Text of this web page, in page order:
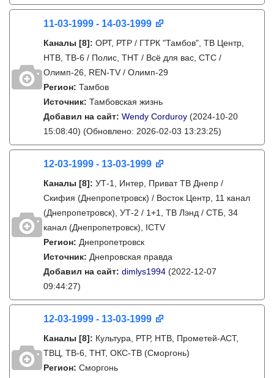
11-03-1999 - 14-03-1999
Каналы [8]: ОРТ, РТР / ГТРК "Тамбов", ТВ Центр,
НТВ, ТВ-6 / Полис, ТНТ / Всё для вас, СТС /
Олимп-26, REN-TV / Олимп-29
Регион: Тамбов
Источник: Тамбовская жизнь
Добавил на сайт: Wendy Corduroy (2024-10-20
15:08:40) (Обновлено: 2026-02-03 13:23:25)
12-03-1999 - 13-03-1999
Каналы [8]: УТ-1, Интер, Приват ТВ Днепр /
Скифия (Днепропетровск) / Восток Центр, 11 канал
(Днепропетровск), УТ-2 / 1+1, ТВ Лэнд / СТБ, 34
канал (Днепропетровск), ICTV
Регион: Днепропетровск
Источник: Днепровская правда
Добавил на сайт: dimlys1994 (2022-12-07
09:44:27)
12-03-1999 - 13-03-1999
Каналы [8]: Культура, РТР, НТВ, Прометей-АСТ,
ТВЦ, ТВ-6, ТНТ, ОКС-ТВ (Сморгонь)
Регион: Сморгонь